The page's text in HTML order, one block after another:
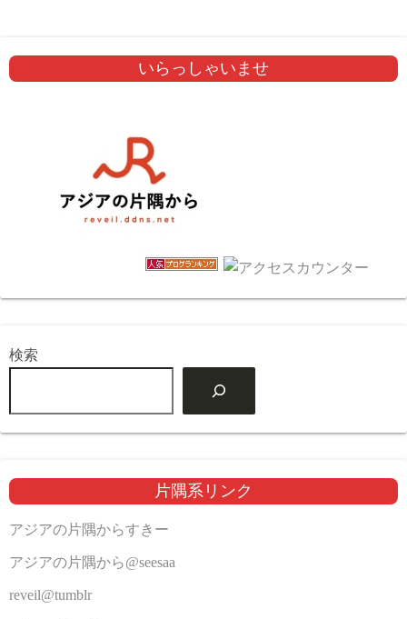
いらっしゃいませ
検索
片隅系リンク
アジアの片隅からすきー
アジアの片隅から@seesaa
reveil@tumblr